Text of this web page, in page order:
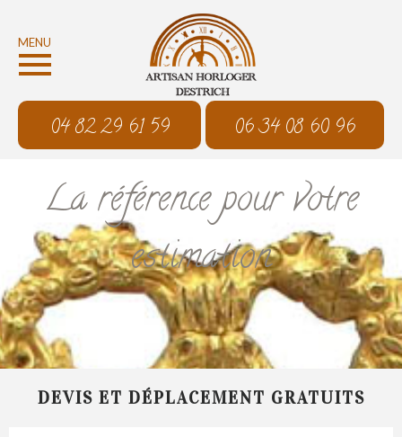
MENU
04 82 29 61 59 06 34 08 60 96
La référence pour votre
estimation
DEVIS ET DÉPLACEMENT GRATUITS